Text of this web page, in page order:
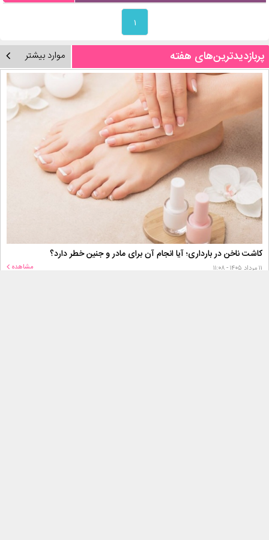
۱
پربازدیدترین‌های هفته موارد بیشتر
کاشت ناخن در بارداری؛ آیا انجام آن برای مادر و جنین خطر دارد؟
۱۱ مرداد ۱۴۰۵ - ۱۱:۰۸ مشاهده